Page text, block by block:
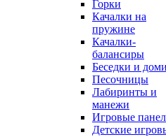
Горки
Качалки на
пружине
Качалки-
балансиры
Беседки и
Песочницы
Лабиринты и
манежи
Игровые
Детские